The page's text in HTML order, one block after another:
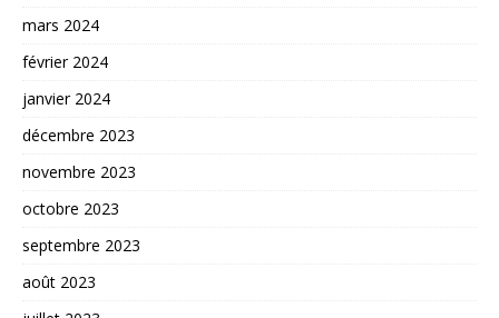
mars 2024
février 2024
janvier 2024
décembre 2023
novembre 2023
octobre 2023
septembre 2023
août 2023